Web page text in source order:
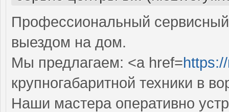
Профессиональный
выездом на дом.
Мы предлагаем: <a href=
крупногабаритной техники в
Наши мастера оперативно